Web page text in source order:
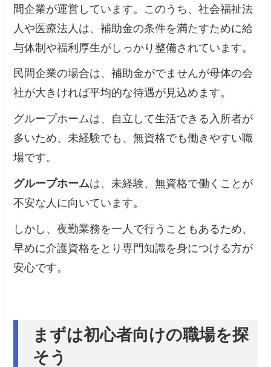
間企業が運営しています。このうち、社会福祉法
人や医療法人は、補助金の条件を満たすために給
与体制や福利厚生がしっかり整備されています。
民間企業の場合は、補助金がでませんが母体の会
社が大きければ平均的な待遇が見込めます。
グループホームは、自立して生活できる入所者が
多いため、未経験でも、無資格でも働きやすい職
場です。
グループホームは、未経験、無資格で働くことが
不安な人に向いています。
しかし、夜勤業務を一人で行うこともあるため、
早めに介護資格をとり専門知識を身につける方が
安心です。
まずは初心者向けの職場を探
そう